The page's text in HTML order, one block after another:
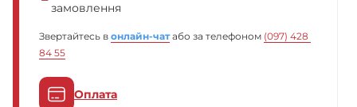
замовлення
Звертайтесь в онлайн-чат або за телефоном (097) 428
84 55
Оплата